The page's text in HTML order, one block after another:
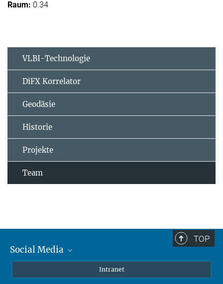
0.34
VLBI-Technologie
DiFX Korrelator
Geodäsie
Historie
Projekte
Team
TOP
Social Media
Intranet